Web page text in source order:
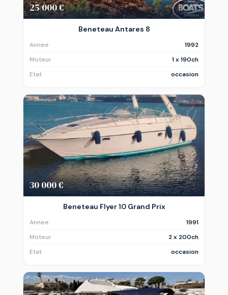
25 000 €
Beneteau Antares 8
Annee
1992
Moteur
1 x 190ch
Etat
occasion
30 000 €
Beneteau Flyer 10 Grand Prix
Annee
1991
Moteur
2 x 200ch
Etat
occasion